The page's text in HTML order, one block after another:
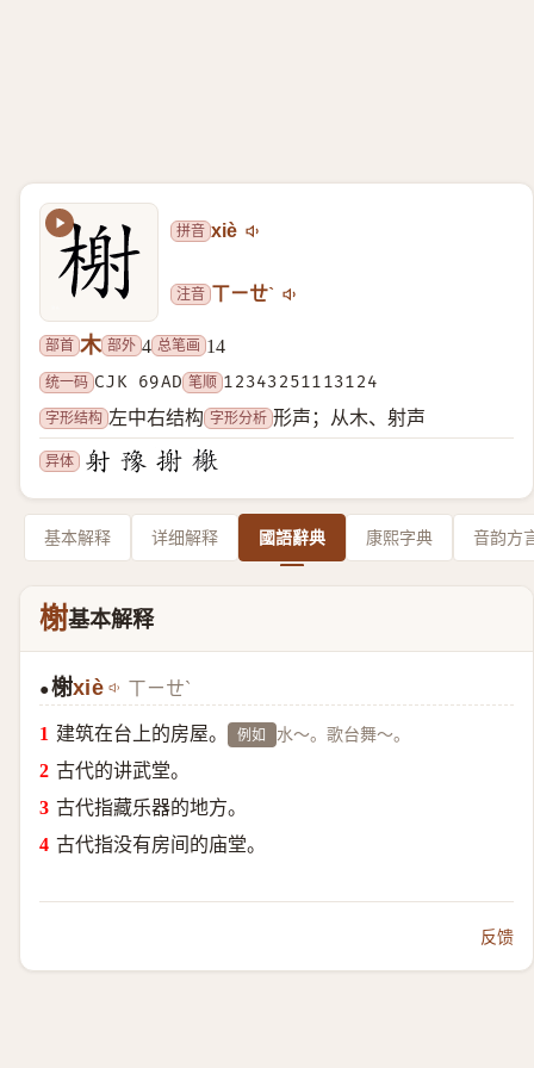
拼音 xiè
注音 ㄒㄧㄝˋ
部首 木 部外 4 总笔画 14
统一码 CJK 69AD 笔顺 12343251113124
字形结构 左中右结构 字形分析 形声；从木、射声
异体
基本解释 详细解释 國語辭典 康熙字典 音韵方
榭基本解释
●榭xiè ㄒㄧㄝˋ
建筑在台上的房屋。 例如 水～。歌台舞～。
古代的讲武堂。
古代指藏乐器的地方。
古代指没有房间的庙堂。
反馈